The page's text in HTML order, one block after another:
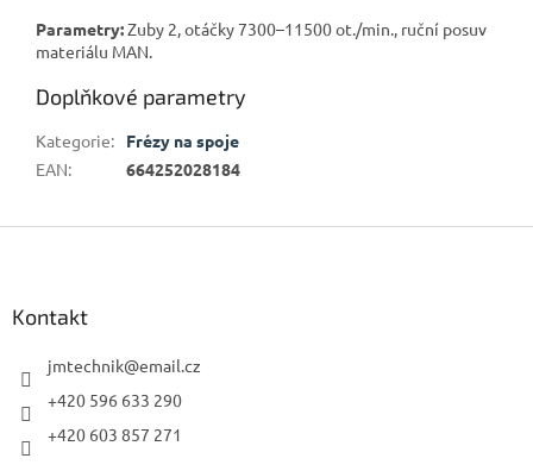
Parametry:Zuby 2, otáčky 7300–11500 ot./min., ruční posuv
materiálu MAN.
Doplňkové parametry
Kategorie:
Frézy na spoje
EAN: 664252028184
Kontakt
jmtechnik@email.cz
+420 596 633 290
+420 603 857 271